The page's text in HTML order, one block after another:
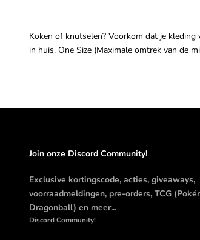
Koken of knutselen? Voorkom dat je
in huis. One Size (Maximale omtrek van de
Join onze Discord Community!
Exclusive kortingscode, acties, giveaways,
voorraadmeldingen, pre-orders, TCG
Dragonball) en meer...
Discord Community!